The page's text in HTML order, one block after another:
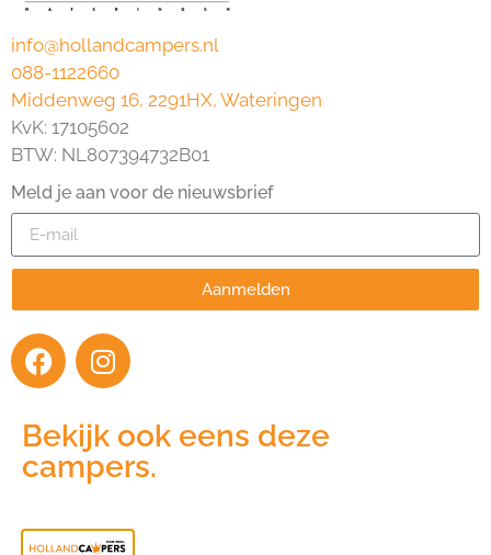
info@hollandcampers.nl
088-1122660
Middenweg 16, 2291HX, Wateringen
KvK: 17105602
BTW: NL807394732B01
Meld je aan voor de nieuwsbrief
Aanmelden
Bekijk ook eens deze
campers.